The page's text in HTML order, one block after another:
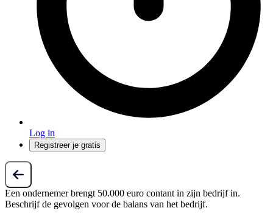
Log in
Registreer je gratis
Een ondernemer brengt 50.000 euro contant in zijn bedrijf in.
Beschrijf de gevolgen voor de balans van het bedrijf.